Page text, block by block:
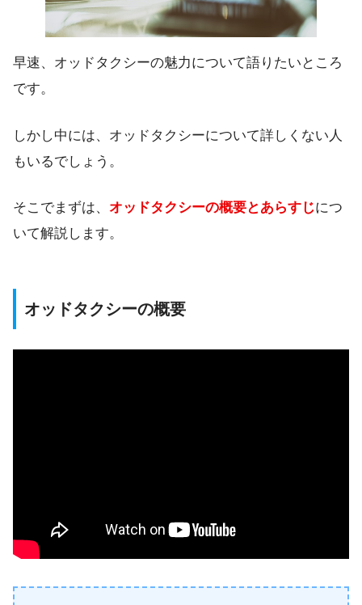
早速、オッドタクシーの魅力について語りたいところ
です。
しかし中には、オッドタクシーについて詳しくない人
もいるでしょう。
そこでまずは、 オッドタクシーの概要とあらすじにつ
いて解説します。
オッドタクシーの概要